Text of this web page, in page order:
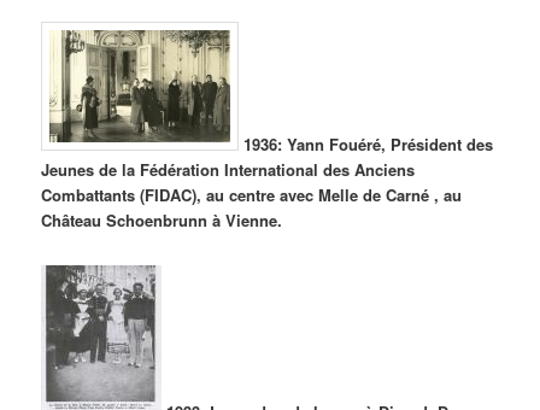
1936: Yann Fouéré, Président des
Jeunes de la Fédération International des Anciens
Combattants (FIDAC), au centre avec Melle de Carné , au
Château Schoenbrunn à Vienne.